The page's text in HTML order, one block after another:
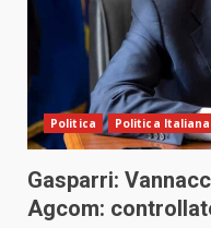
Politica Politica Italiana
Gasparri:
Agcom: